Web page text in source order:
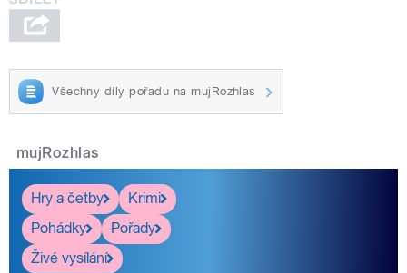
Všechny díly pořadu na mujRozhlas
mujRozhlas
Hry a četby
Krimi
Pohádky
Pořady
Živé vysílání